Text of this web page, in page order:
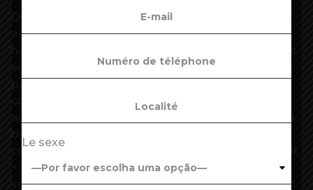
Déjà au premier trimestre, le taux de chômage
avait reculé de 0,3 point, à 7,8 %. En revanche, le «
emploi qui en souhaitent un, mais qui ne satisfont
considérées comme chômeurs, « a nettement
concernait 4,8 % des personnes de 15 à 64 ans, soit
+ 0,9 point par rapport à juin 2019. En outre, le
volume horaire de travail a reculé de 18 % sur un an
Le sexe